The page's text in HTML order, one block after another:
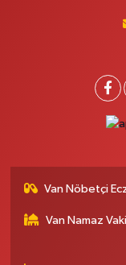
Kışla Mah.Çınarlı
0 (432) 354 37 36
Van Nöbetçi
Van Namaz